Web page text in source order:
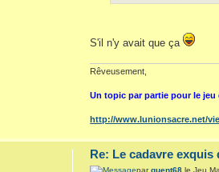
S'il n'y avait que ça
Rêveusement,
Un topic par partie pour le
http://www.lunionsacre.net/
Re: Le cadavre exquis
parquent68 le Jeu